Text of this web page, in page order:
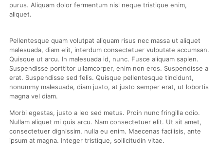
purus. Aliquam dolor fermentum nisl neque tristique enim,
aliquet.
Pellentesque quam volutpat aliquam risus nec massa ut aliquet
malesuada, diam elit, interdum consectetuer vulputate accumsan.
Quisque ut arcu. In malesuada id, nunc. Fusce aliquam sapien.
Suspendisse porttitor ullamcorper, enim non eros. Suspendisse a
erat. Suspendisse sed felis. Quisque pellentesque tincidunt,
nonummy malesuada, diam justo, at justo semper erat, ut lobortis
magna vel diam.
Morbi egestas, justo a leo sed metus. Proin nunc fringilla odio.
Nullam aliquet mi quis arcu. Nam consectetuer elit. Ut sit amet,
consectetuer dignissim, nulla eu enim. Maecenas facilisis, ante
ipsum at magna. Integer tristique, sollicitudin vitae.